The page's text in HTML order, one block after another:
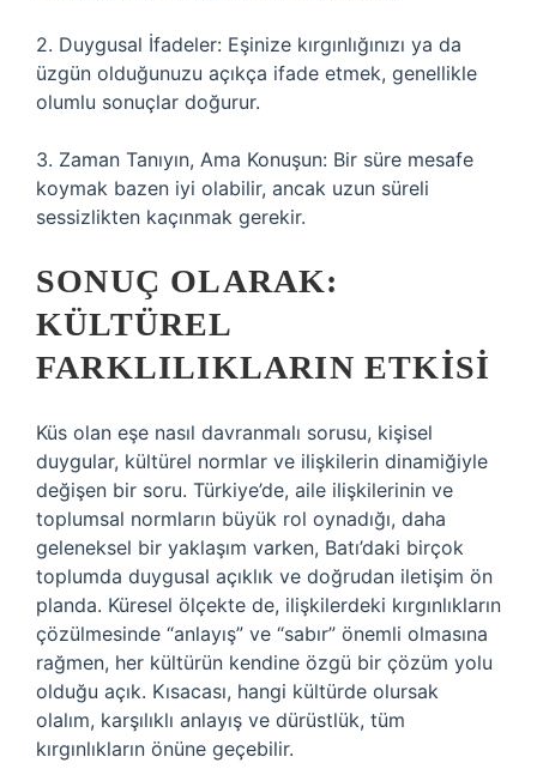
2. Duygusal İfadeler: Eşinize kırgınlığınızı ya da
üzgün olduğunuzu açıkça ifade etmek, genellikle
olumlu sonuçlar doğurur.
3. Zaman Tanıyın, Ama Konuşun: Bir süre mesafe
koymak bazen iyi olabilir, ancak uzun süreli
sessizlikten kaçınmak gerekir.
SONUÇ OLARAK:
KÜLTÜREL
FARKLILIKLARIN ETKISI
Küs olan eşe nasıl davranmalı sorusu, kişisel
duygular, kültürel normlar ve ilişkilerin dinamiğiyle
değişen bir soru. Türkiye’de, aile ilişkilerinin ve
toplumsal normların büyük rol oynadığı, daha
geleneksel bir yaklaşım varken, Batı’daki birçok
toplumda duygusal açıklık ve doğrudan iletişim ön
planda. Küresel ölçekte de, ilişkilerdeki kırgınlıkların
çözülmesinde “anlayış” ve “sabır” önemli olmasına
rağmen, her kültürün kendine özgü bir çözüm yolu
olduğu açık. Kısacası, hangi kültürde olursak
olalım, karşılıklı anlayış ve dürüstlük, tüm
kırgınlıkların önüne geçebilir.